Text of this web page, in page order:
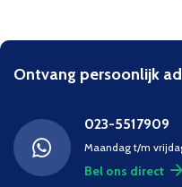
Ontvang persoonlijk
023-5517909
Maandag t/m
Bel ons direct